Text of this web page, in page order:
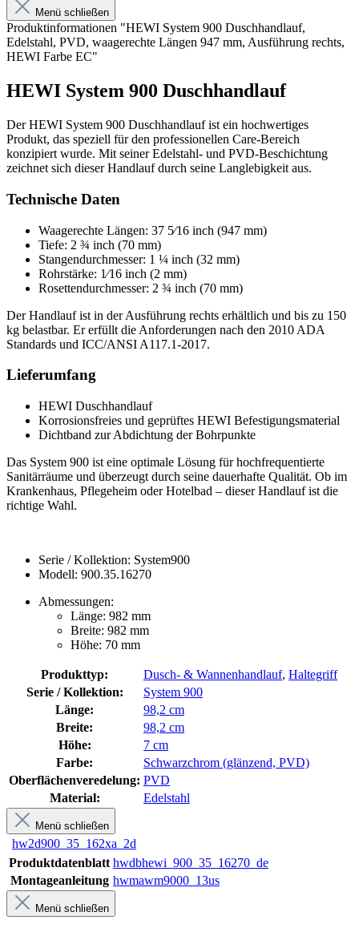
Menü schließen
Produktinformationen "HEWI System 900 Duschhandlauf,
Edelstahl, PVD, waagerechte Längen 947 mm, Ausführung rechts,
HEWI Farbe EC"
HEWI System 900 Duschhandlauf
Der HEWI System 900 Duschhandlauf ist ein hochwertiges
Produkt, das speziell für den professionellen Care-Bereich
konzipiert wurde. Mit seiner Edelstahl- und PVD-Beschichtung
zeichnet sich dieser Handlauf durch seine Langlebigkeit aus.
Technische Daten
Waagerechte Längen: 37 5⁄16 inch (947 mm)
Tiefe: 2 ¾ inch (70 mm)
Stangendurchmesser: 1 ¼ inch (32 mm)
Rohrstärke: 1⁄16 inch (2 mm)
Rosettendurchmesser: 2 ¾ inch (70 mm)
Der Handlauf ist in der Ausführung rechts erhältlich und bis zu 150
kg belastbar. Er erfüllt die Anforderungen nach den 2010 ADA
Standards und ICC/ANSI A117.1-2017.
Lieferumfang
HEWI Duschhandlauf
Korrosionsfreies und geprüftes HEWI Befestigungsmaterial
Dichtband zur Abdichtung der Bohrpunkte
Das System 900 ist eine optimale Lösung für hochfrequentierte
Sanitärräume und überzeugt durch seine dauerhafte Qualität. Ob im
Krankenhaus, Pflegeheim oder Hotelbad – dieser Handlauf ist die
richtige Wahl.
Serie / Kollektion: System900
Modell: 900.35.16270
Abmessungen:
Länge: 982 mm
Breite: 982 mm
Höhe: 70 mm
Produkttyp: Dusch- & Wannenhandlauf, Haltegriff
Serie / Kollektion:
System 900
Länge:
98,2 cm
Breite:
98,2 cm
Höhe:
7 cm
Farbe:
Schwarzchrom (glänzend, PVD)
Oberflächenveredelung: PVD
Material:
Edelstahl
Menü schließen
hw2d900_35_162xa_2d
Produktdatenblatt hwdbhewi_900_35_16270_de
Montageanleitung hwmawm9000_13us
Menü schließen